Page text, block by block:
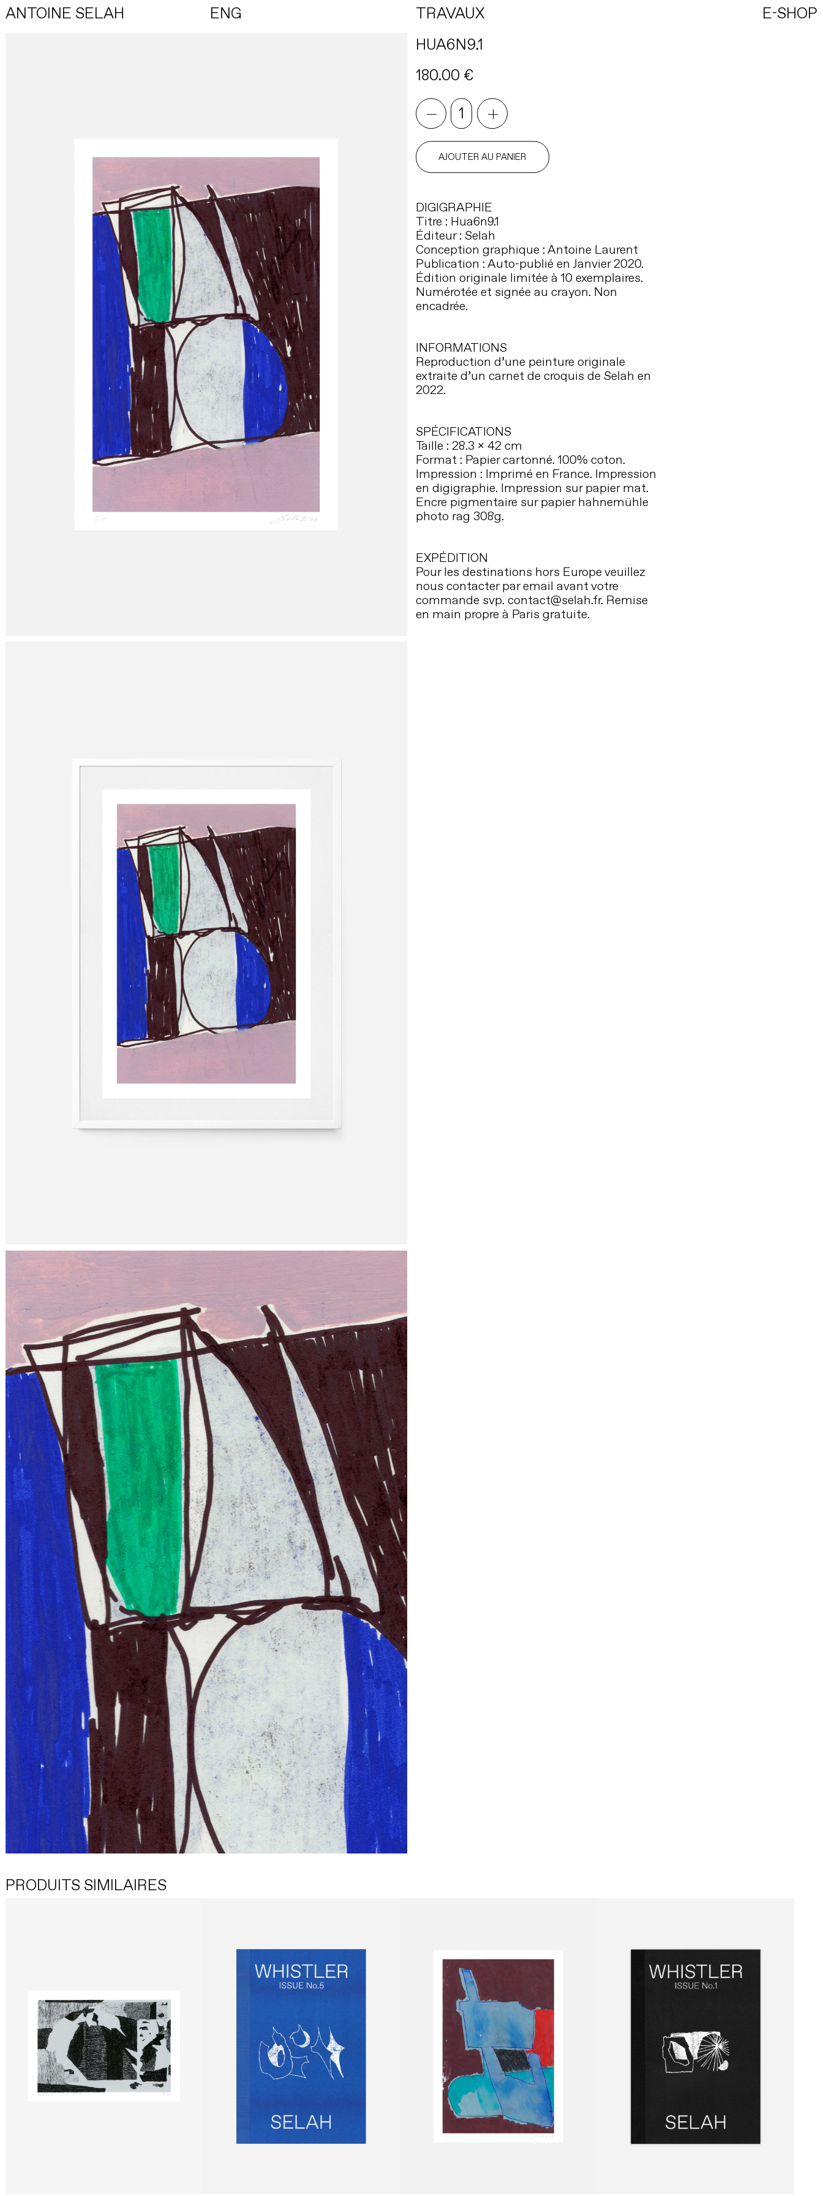
ANTOINE SELAH ENG TRAVAUX
E-SHOP
HUA6N9.1
180.00 €
quantité
de
HUA6N9.1
AJOUTER AU PANIER
DIGIGRAPHIE
Titre : Hua6n9.1
Éditeur : Selah
Conception graphique : Antoine Laurent
Publication : Auto-publié en Janvier 2020.
Édition originale limitée à 10 exemplaires.
Numérotée et signée au crayon. Non
encadrée.
INFORMATIONS
Reproduction d’une peinture originale
extraite d’un carnet de croquis de Selah en
2022.
SPÉCIFICATIONS
Taille : 28.3 x 42 cm
Format : Papiercartonné. 100% coton.
Impression : Imprimé en France. Impression
en digigraphie. Impression sur papier mat.
Encre pigmentaire sur papier hahnemühle
photo rag 308g.
EXPÉDITION
Pour les destinations hors Europe veuillez
nous contacter par email avant votre
commande svp. contact@selah.fr. Remise
en main propre à Paris gratuite.
PRODUITS SIMILAIRES